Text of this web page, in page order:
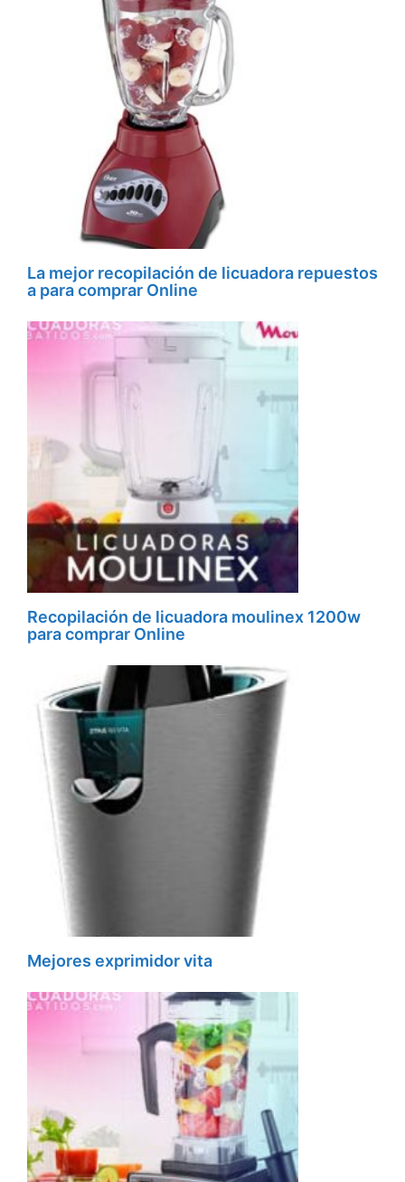
La mejor recopilación de licuadora repuestos
a para comprar Online
Recopilación de licuadora moulinex 1200w
para comprar Online
Mejores exprimidor vita